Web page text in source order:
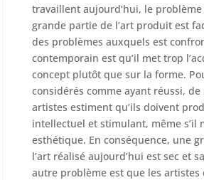
travaillent aujourd’hui, le problème
grande partie de l’art produit est
des problèmes auxquels est
contemporain est qu’il met trop
concept plutôt que sur la forme.
considérés comme ayant réussi,
artistes estiment qu’ils doivent
intellectuel et stimulant, même s’il
esthétique. En conséquence, une
l’art réalisé aujourd’hui est sec et
autre problème est que les artistes